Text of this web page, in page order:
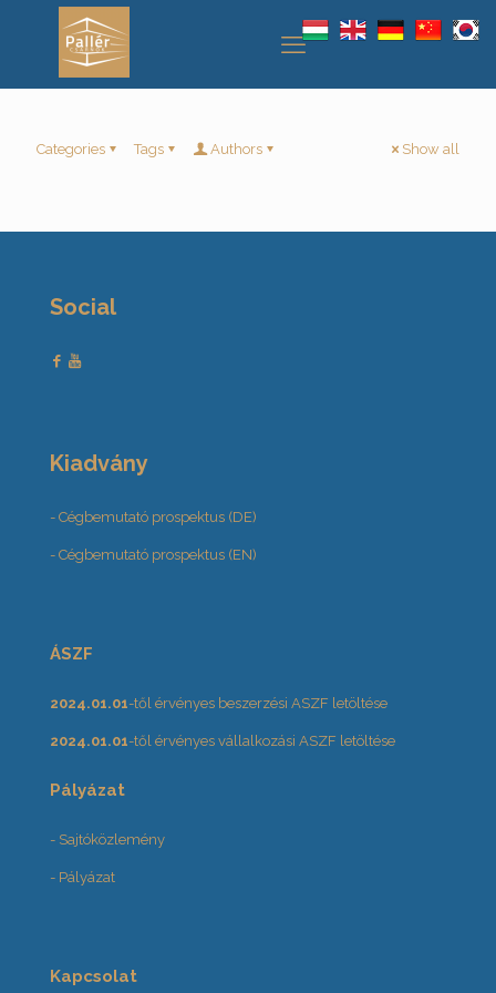
Categories Tags Authors Show all
Social
Kiadvány
- Cégbemutató prospektus (DE)
- Cégbemutató prospektus (EN)
ÁSZF
2024.01.01-től érvényes beszerzési ASZF letöltése
2024.01.01-től érvényes vállalkozási ASZF letöltése
Pályázat
- Sajtóközlemény
- Pályázat
Kapcsolat